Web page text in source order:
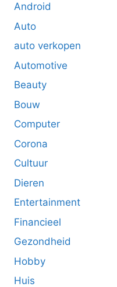
Android
Auto
auto verkopen
Automotive
Beauty
Bouw
Computer
Corona
Cultuur
Dieren
Entertainment
Financieel
Gezondheid
Hobby
Huis